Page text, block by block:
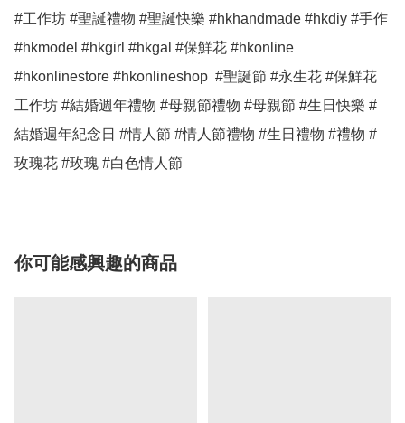
#工作坊 #聖誕禮物 #聖誕快樂 #hkhandmade #hkdiy #手作
#hkmodel #hkgirl #hkgal #保鮮花 #hkonline
#hkonlinestore #hkonlineshop  #聖誕節 #永生花 #保鮮花
工作坊 #結婚週年禮物 #母親節禮物 #母親節 #生日快樂 #
結婚週年紀念日 #情人節 #情人節禮物 #生日禮物 #禮物 #
玫瑰花 #玫瑰 #白色情人節
你可能感興趣的商品